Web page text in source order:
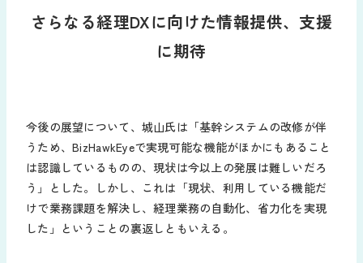
さらなる経理DXに向けた情報提供、支援
に期待
今後の展望について、城山氏は「基幹システムの改修が伴
うため、BizHawkEyeで実現可能な機能がほかにもあること
は認識しているものの、現状は今以上の発展は難しいだろ
う」とした。しかし、これは「現状、利用している機能だ
けで業務課題を解決し、経理業務の自動化、省力化を実現
した」ということの裏返しともいえる。